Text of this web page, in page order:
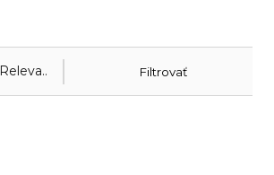
Filtrovať
Relevantnosť